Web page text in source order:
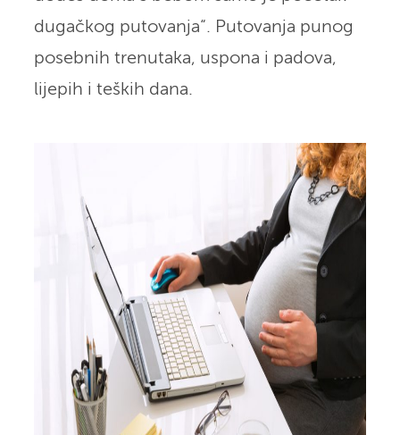
dugačkog putovanja“. Putovanja punog
posebnih trenutaka, uspona i padova,
lijepih i teških dana.